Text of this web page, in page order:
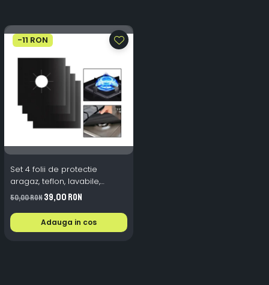
-11 RON
Set 4 folii de protectie
aragaz, teflon, lavabile,
reutilizabile, Negru/Gri
50,00 RON39,00 RON
Adauga in cos